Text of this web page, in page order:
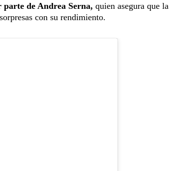
parte de Andrea Serna, quien asegura que la
con su rendimiento.